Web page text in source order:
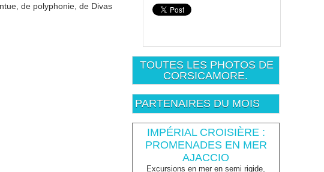
de polyphonie, de Divas
TOUTES LES PHOTOS DE
CORSICAMORE.
PARTENAIRES DU MOIS
IMPÉRIAL CROISIÈRE :
PROMENADES EN MER
AJACCIO
Excursions en mer en semi rigide,